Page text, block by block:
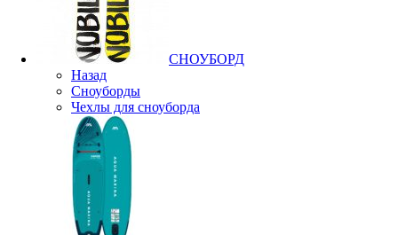
СНОУБОРД
Назад
Сноуборды
Чехлы для сноуборда